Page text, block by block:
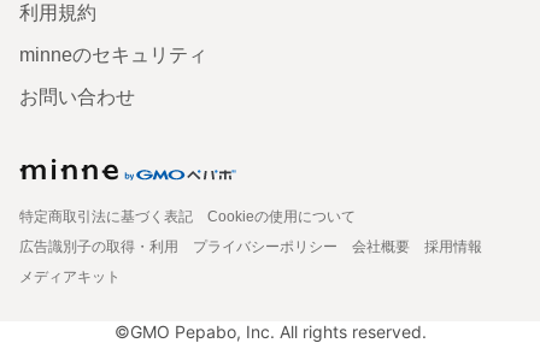
利用規約
minneのセキュリティ
お問い合わせ
特定商取引法に基づく表記
Cookieの使用について
広告識別子の取得・利用
プライバシーポリシー 会社概要
採用情報
メディアキット
©GMO Pepabo, Inc. All rights reserved.